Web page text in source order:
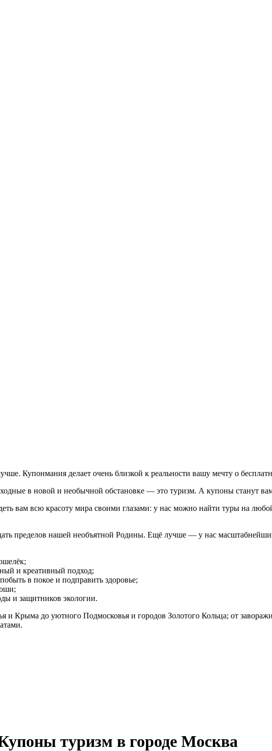
Купонмания делает очень близкой к реальности вашу мечту о
в новой и необычной обстановке — это туризм. А купоны станут
вам всю красоту мира своими глазами: у нас можно найти туры на
пределов нашей необъятной Родины. Ещё лучше — у нас
и креативный подход;
в покое и подправить здоровье;
и защитников экологии.
Крыма до уютного Подмосковья и городов Золотого Кольца; от
туризм в городе Москва